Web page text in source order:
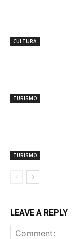
CULTURA
TURISMO
TURISMO
LEAVE A REPLY